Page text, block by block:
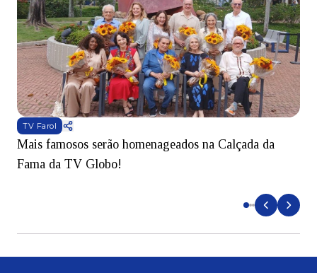
TV Farol
Mais famosos serão homenageados na Calçada da
Fama da TV Globo!